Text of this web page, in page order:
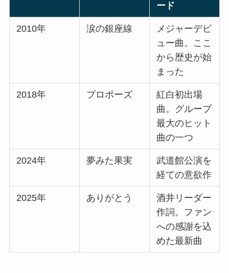
ード
2010年 涙の銀座線
メジャーデビ
ュー曲。ここ
から歴史が始
まった
2018年 プロポーズ
紅白初出場
曲。グループ
最大のヒット
曲の一つ
2024年 夢みた果実
武道館公演を
経ての意欲作
2025年 ありがとう
酒井リーダー
作詞。ファン
への感謝を込
めた最新曲